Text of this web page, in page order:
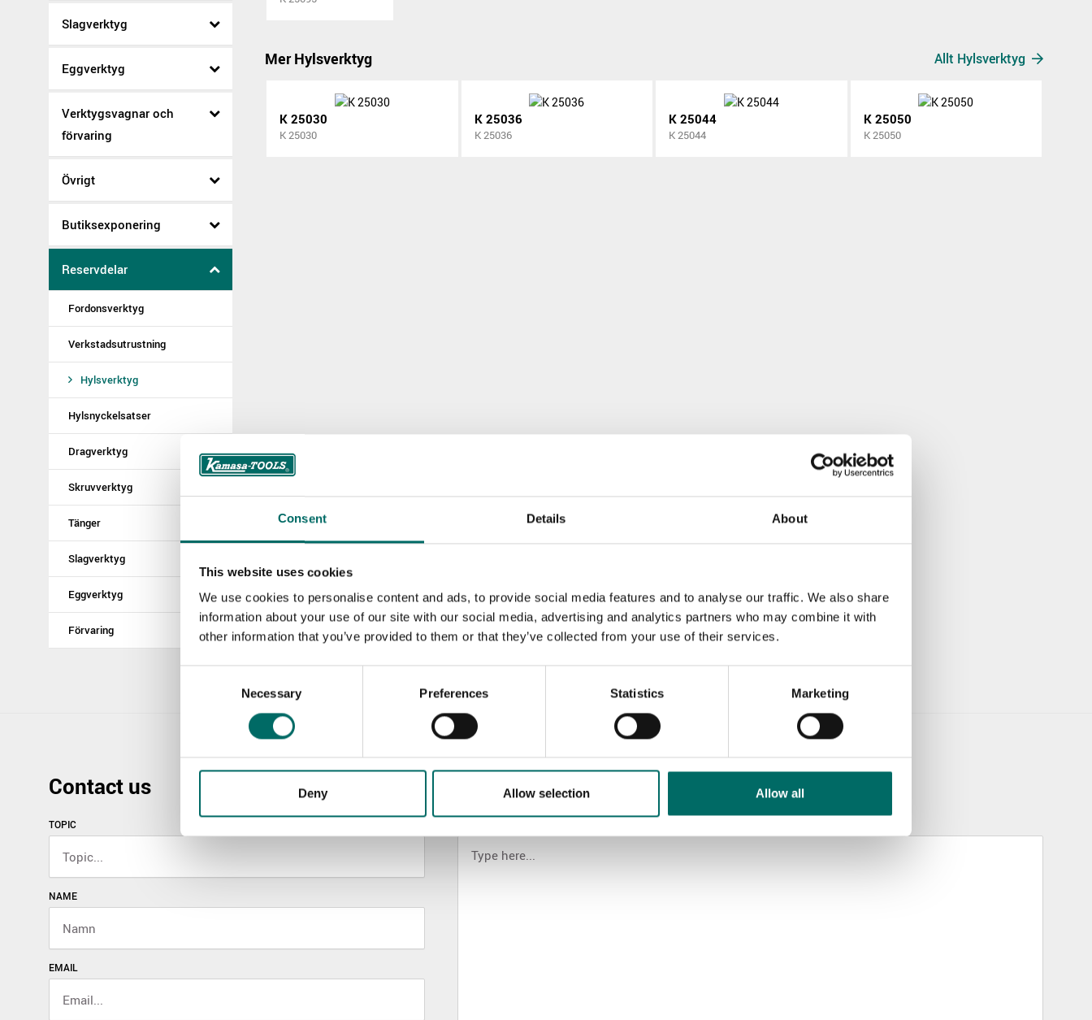
Consent Details About
This website uses cookies
We use cookies to personalise content and ads, to provide social media features and to analyse our traffic. We also share
information about your use of our site with our social media, advertising and analytics partners who may combine it with
other information that you’ve provided to them or that they’ve collected from your use of their services.
Necessary Preferences Statistics Marketing
Deny Allow selection Allow all
Slagverktyg
Eggverktyg
Verktygsvagnar och
förvaring
Övrigt
Butiksexponering
Reservdelar
Fordonsverktyg
Verkstadsutrustning
Hylsverktyg
Hylsnyckelsatser
Dragverktyg
Skruvverktyg
Tänger
Slagverktyg
Eggverktyg
Förvaring
Mer Hylsverktyg Allt Hylsverktyg
K 25030
K 25030
K 25036
K 25036
K 25044
K 25044
K 25050
K 25050
Contact us
TOPIC
NAME
EMAIL